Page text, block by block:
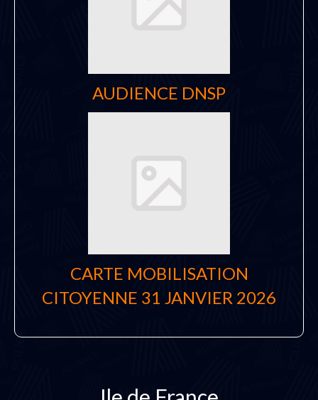
AUDIENCE DNSP
CARTE MOBILISATION
CITOYENNE 31 JANVIER 2026